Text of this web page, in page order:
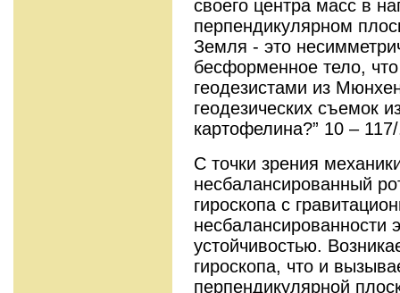
своего центра масс в
перпендикулярном
Земля - это
бесформенное тело,
геодезистами из
геодезических съемок
картофелина?” 10 –
С точки зрения
несбалансированный
гироскопа с
несбалансированности
устойчивостью.
гироскопа, что и
перпендикулярной